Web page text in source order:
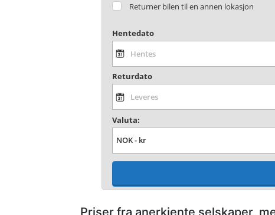
Returner bilen til en annen lokasjon
Hentedato
Returdato
Valuta:
Priser fra anerkjente selskaper,